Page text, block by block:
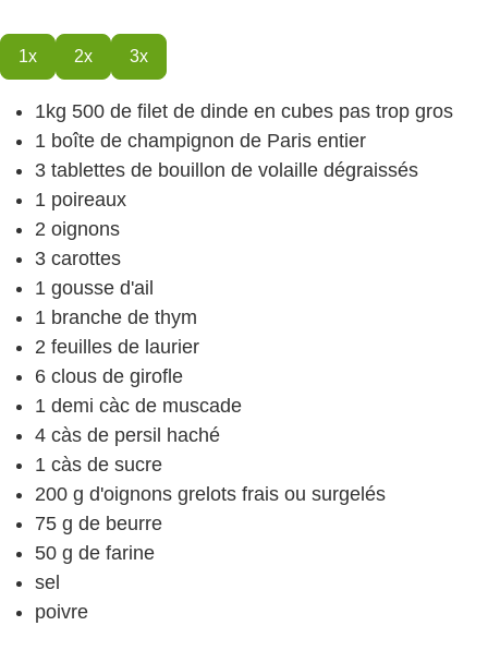
1x 2x 3x
1kg 500 de filet de dinde en cubes pas trop gros
1 boîte de champignon de Paris entier
3 tablettes de bouillon de volaille dégraissés
1 poireaux
2 oignons
3 carottes
1 gousse d'ail
1 branche de thym
2 feuilles de laurier
6 clous de girofle
1 demi càc de muscade
4 càs de persil haché
1 càs de sucre
200 g d'oignons grelots frais ou surgelés
75 g de beurre
50 g de farine
sel
poivre